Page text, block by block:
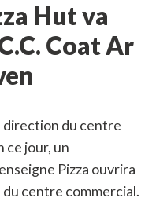
Hut va
Coat Ar
direction du centre
ce jour, un
Pizza ouvrira
du centre commercial.